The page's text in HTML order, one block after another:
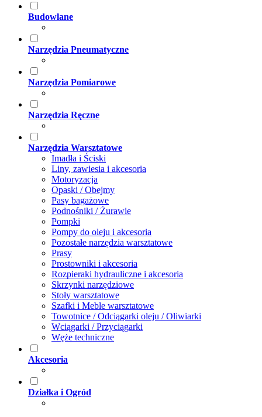
Budowlane
Narzędzia Pneumatyczne
Narzędzia Pomiarowe
Narzędzia Ręczne
Narzędzia Warsztatowe
Imadła i Ściski
Liny, zawiesia i akcesoria
Motoryzacja
Opaski / Obejmy
Pasy bagażowe
Podnośniki / Żurawie
Pompki
Pompy do oleju i akcesoria
Pozostałe narzędzia warsztatowe
Prasy
Prostowniki i akcesoria
Rozpieraki hydrauliczne i akcesoria
Skrzynki narzędziowe
Stoły warsztatowe
Szafki i Meble warsztatowe
Towotnice / Odciągarki oleju / Oliwiarki
Wciągarki / Przyciągarki
Węże techniczne
Akcesoria
Działka i Ogród